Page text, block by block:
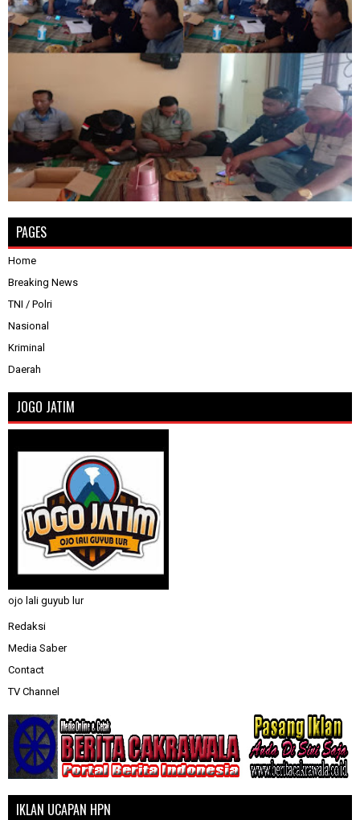
PAGES
Home
Breaking News
TNI / Polri
Nasional
Kriminal
Daerah
JOGO JATIM
ojo lali guyub lur
Redaksi
Media Saber
Contact
TV Channel
IKLAN UCAPAN HPN